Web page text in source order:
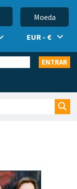
Moeda
EUR - €
ENTRAR